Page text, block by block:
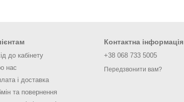
до кабінету
нас
і доставка
та повернення
Контактна інформація
+38 068 733 5005
Передзвонити вам?